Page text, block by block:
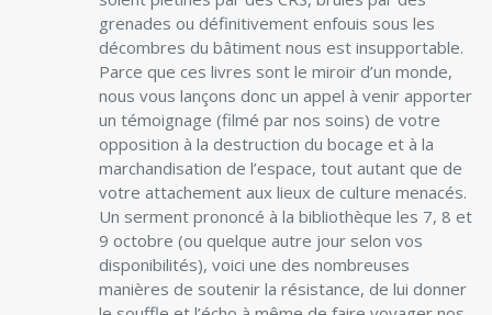
grenades ou définitivement enfouis sous les
décombres du bâtiment nous est insupportable.
Parce que ces livres sont le miroir d’un monde,
nous vous lançons donc un appel à venir apporter
un témoignage (filmé par nos soins) de votre
opposition à la destruction du bocage et à la
marchandisation de l’espace, tout autant que de
votre attachement aux lieux de culture menacés.
Un serment prononcé à la bibliothèque les 7, 8 et
9 octobre (ou quelque autre jour selon vos
disponibilités), voici une des nombreuses
manières de soutenir la résistance, de lui donner